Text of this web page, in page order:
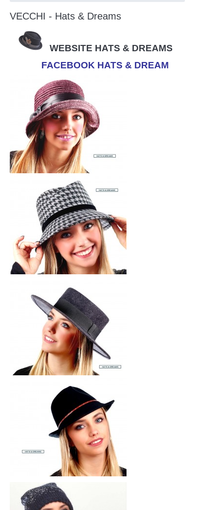
VECCHI - Hats & Dreams
WEBSITE HATS & DREAMS
FACEBOOK HATS & DREAM